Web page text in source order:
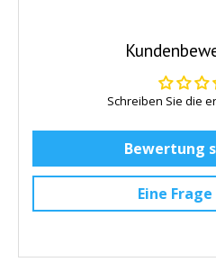
Schreiben Sie die
Bewertung
Eine